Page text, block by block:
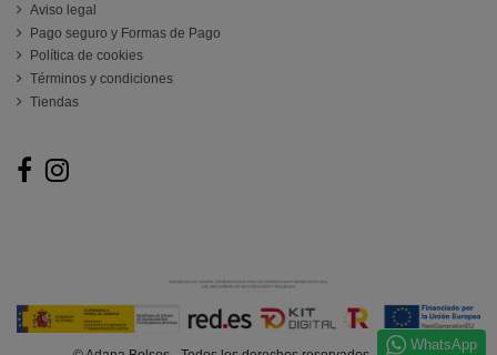
WhatsApp
Aviso legal
Pago seguro y Formas de Pago
Política de cookies
Términos y condiciones
Tiendas